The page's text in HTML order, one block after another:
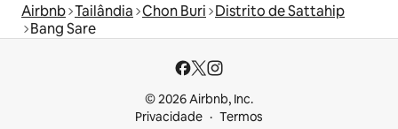
Airbnb Tailândia Chon Buri Distrito de Sattahip
Bang Sare
© 2026 Airbnb, Inc.
Privacidade
Termos